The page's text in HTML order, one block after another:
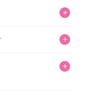
はキャラグッズコレ
に40,000種のキャラグ
+
てのアイテムを購 +
すべての写真も、1枚
のです。さらに、10
+